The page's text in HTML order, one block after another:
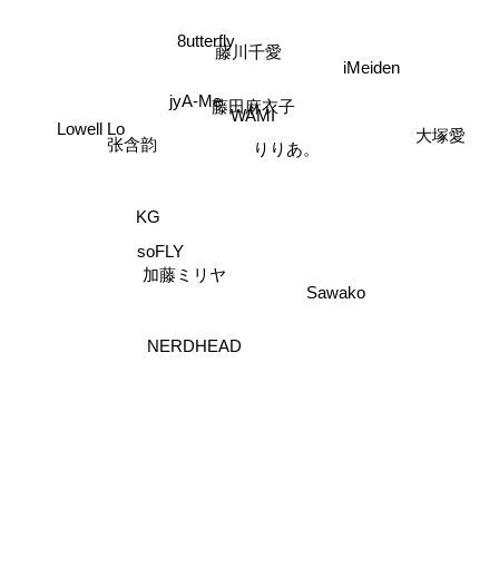
8utterfly
藤田麻衣子
WAMI
藤川千愛
jyA-Me
りりあ。
张含韵
iMeiden
soFLY
KG
加藤ミリヤ
Sawako
Lowell Lo
NERDHEAD
大塚愛